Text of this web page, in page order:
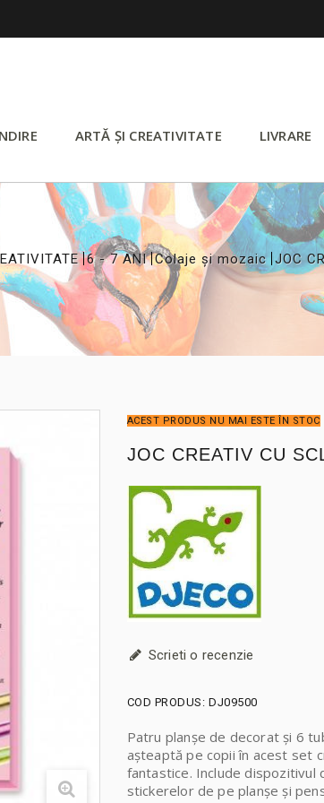
ARTĂ ȘI CREATIVITATE LIVRARE
>
6 - 7 ANI
>
Colaje și mozaic
>
JOC
ACEST PRODUS NU MAI ESTE ÎN STOC
JOC CREATIV CU
Scrieti o recenzie
COD PRODUS: DJ09500
Patru planșe de decorat și 6
așteaptă pe copii în acest set
fantastice. Include dispozitivul
stickerelor de pe planșe și